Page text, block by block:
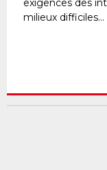
exigences des
milieux difficiles...